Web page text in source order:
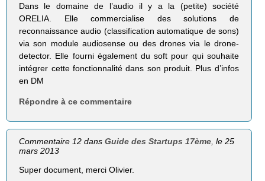
Dans le domaine de l’audio il y a la (petite) société
ORELIA. Elle commercialise des solutions de
reconnaissance audio (classification automatique de sons)
via son module audiosense ou des drones via le drone-
detector. Elle fourni également du soft pour qui souhaite
intégrer cette fonctionnalité dans son produit. Plus d’infos
en DM
Répondre à ce commentaire
Commentaire 12 dansGuide des Startups 17ème , le 25
mars 2013
Super document, merci Olivier.